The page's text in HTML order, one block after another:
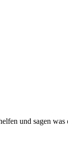
und sagen